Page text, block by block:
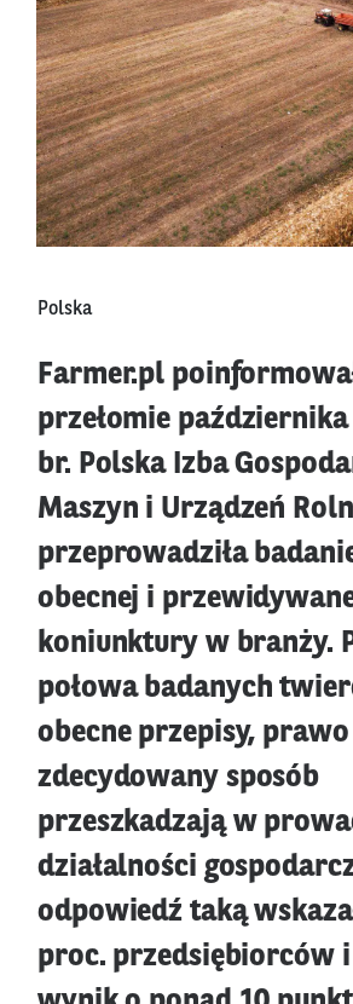
Polska
Farmer.pl
przełomie
br. Polska Izba
Maszyn i Urządzeń
przeprowadziła
obecnej i
koniunktury w branży.
połowa badanych
obecne przepisy,
zdecydowany sposób
przeszkadzają w
działalności
odpowiedź taką
proc. przedsiębiorców